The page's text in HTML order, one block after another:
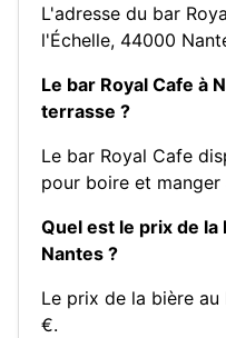
L'adresse du bar
l'Échelle, 44000
Le bar Royal Cafe à
terrasse ?
Le bar Royal Cafe
pour boire et manger
Quel est le prix de la
Nantes ?
Le prix de la bière
€.